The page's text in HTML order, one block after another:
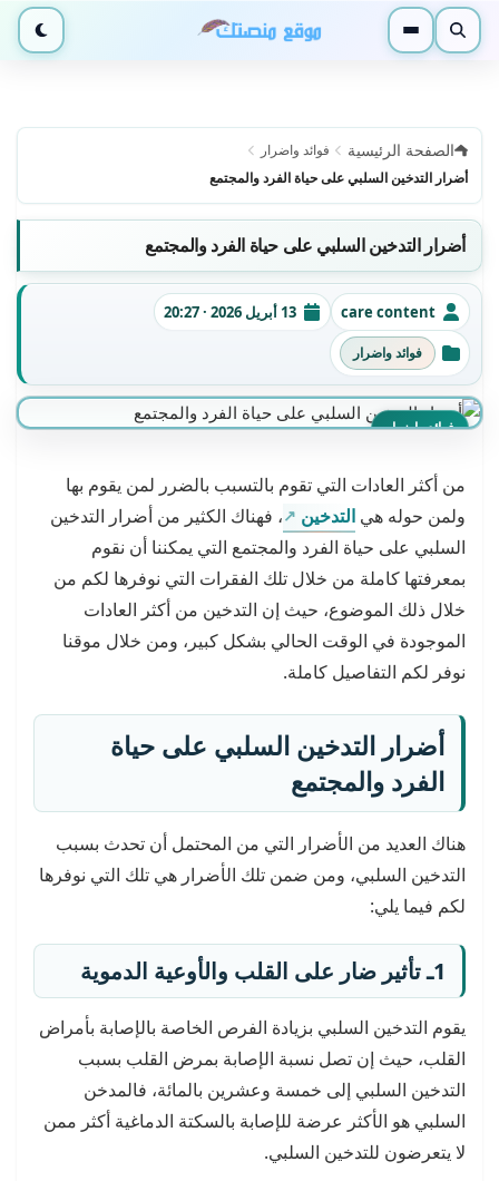
بحث القائمة الوضع
الصفحة الرئيسية
فوائد واضرار
أضرار التدخين السلبي على حياة الفرد والمجتمع
أضرار التدخين السلبي على حياة الفرد والمجتمع
الكاتبcare content تاريخ النشر
13 أبريل 2026 · 20:27
التصنيفاتفوائد واضرار
فوائد واضرار
من أكثر العادات التي تقوم بالتسبب بالضرر لمن يقوم بها
ولمن حوله هي التدخين
، فهناك الكثير من أضرار التدخين
السلبي على حياة الفرد والمجتمع التي يمكننا أن نقوم
بمعرفتها كاملة من خلال تلك الفقرات التي نوفرها لكم من
خلال ذلك الموضوع، حيث إن التدخين من أكثر العادات
الموجودة في الوقت الحالي بشكل كبير، ومن خلال موقنا
نوفر لكم التفاصيل كاملة.
أضرار التدخين السلبي على حياة
الفرد والمجتمع
هناك العديد من الأضرار التي من المحتمل أن تحدث بسبب
التدخين السلبي، ومن ضمن تلك الأضرار هي تلك التي نوفرها
لكم فيما يلي:
1ـ تأثير ضار على القلب والأوعية الدموية
يقوم التدخين السلبي بزيادة الفرص الخاصة بالإصابة بأمراض
القلب، حيث إن تصل نسبة الإصابة بمرض القلب بسبب
التدخين السلبي إلى خمسة وعشرين بالمائة، فالمدخن
السلبي هو الأكثر عرضة للإصابة بالسكتة الدماغية أكثر ممن
لا يتعرضون للتدخين السلبي.